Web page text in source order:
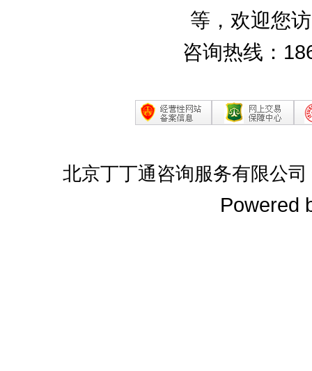
等，欢迎您
咨询热线：
北京丁丁通咨询服务有限公
Powered